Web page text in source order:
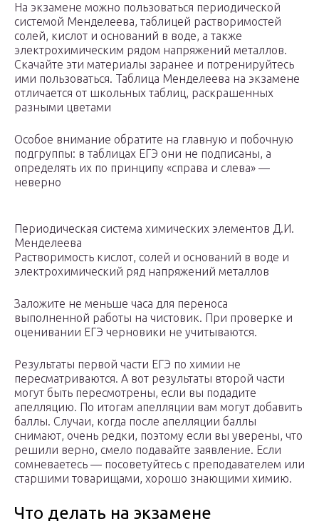
На экзамене можно пользоваться периодической
системой Менделеева, таблицей растворимостей
солей, кислот и оснований в воде, а также
электрохимическим рядом напряжений металлов.
Скачайте эти материалы заранее и потренируйтесь
ими пользоваться. Таблица Менделеева на экзамене
отличается от школьных таблиц, раскрашенных
разными цветами
Особое внимание обратите на главную и побочную
подгруппы: в таблицах ЕГЭ они не подписаны, а
определять их по принципу «справа и слева» —
неверно
Периодическая система химических элементов Д.И.
Менделеева
Растворимость кислот, солей и оснований в воде и
электрохимический ряд напряжений металлов
Заложите не меньше часа для переноса
выполненной работы на чистовик. При проверке и
оценивании ЕГЭ черновики не учитываются.
Результаты первой части ЕГЭ по химии не
пересматриваются. А вот результаты второй части
могут быть пересмотрены, если вы подадите
апелляцию. По итогам апелляции вам могут добавить
баллы. Случаи, когда после апелляции баллы
снимают, очень редки, поэтому если вы уверены, что
решили верно, смело подавайте заявление. Если
сомневаетесь — посоветуйтесь с преподавателем или
старшими товарищами, хорошо знающими химию.
Что делать на экзамене